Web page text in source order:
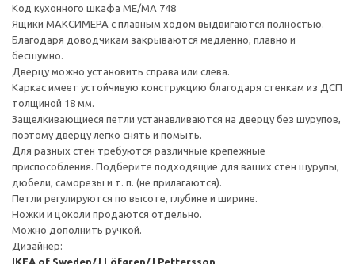
Код кухонного шкафа ME/MA 748
Ящики МАКСИМЕРА с плавным ходом выдвигаются полностью.
Благодаря доводчикам закрываются медленно, плавно и
бесшумно.
Дверцу можно установить справа или слева.
Каркас имеет устойчивую конструкцию благодаря стенкам из ДСП
толщиной 18 мм.
Защелкивающиеся петли устанавливаются на дверцу без шурупов,
поэтому дверцу легко снять и помыть.
Для разных стен требуются различные крепежные
приспособления. Подберите подходящие для ваших стен шурупы,
дюбели, саморезы и т. п. (не прилагаются).
Петли регулируются по высоте, глубине и ширине.
Ножки и цоколи продаются отдельно.
Можно дополнить ручкой.
Дизайнер:
IKEA of Sweden/J Löfgren/J Pettersson